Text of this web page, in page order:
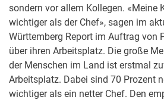
sondern vor allem Kollegen. «Meine
wichtiger als der Chef», sagen im
Württemberg Report im Auftrag von
über ihren Arbeitsplatz. Die große
der Menschen im Land ist erstmal
Arbeitsplatz. Dabei sind 70 Prozent
wichtiger als ein netter Chef. Den